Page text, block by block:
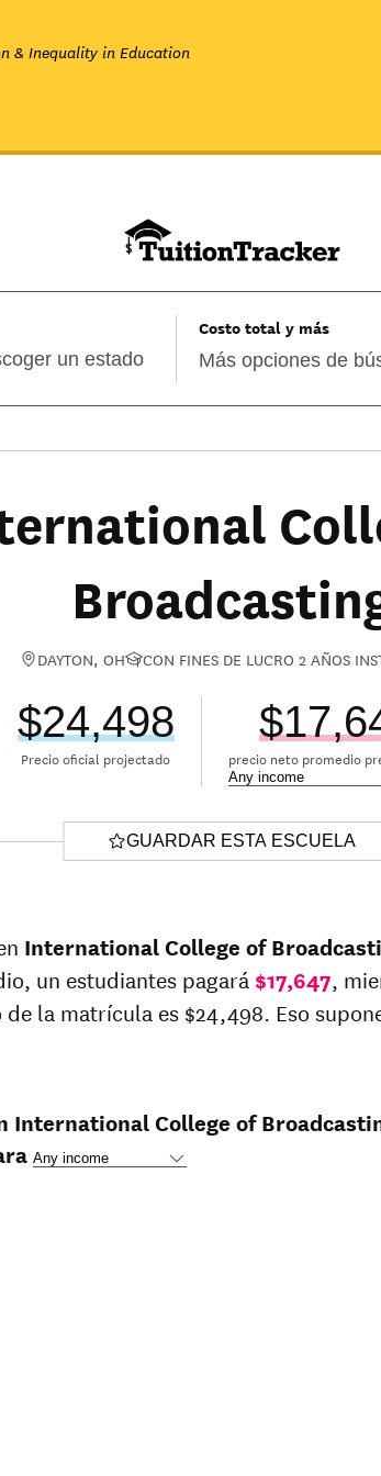
& Inequality in Education
Costo total y más
Más opciones de
DAYTON, OH CON FINES DE LUCRO 2 AÑOS
$24,498
Precio oficial projectado precio neto promedio
GUARDAR ESTA ESCUELA
International College of
un estudiantes pagará $17,647,
de la matrícula es $24,498. Eso
International College of